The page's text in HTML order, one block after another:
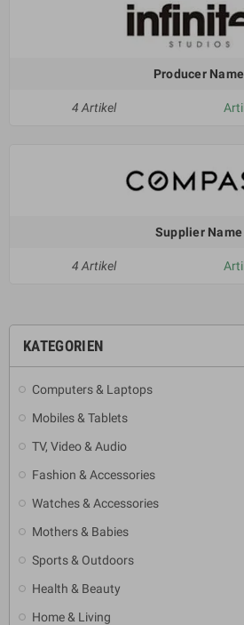
KATEGORIEN
Computers & Laptops
Mobiles & Tablets
TV, Video & Audio
Fashion & Accessories
Watches & Accessories
Mothers & Babies
Sports & Outdoors
Health & Beauty
Home & Living
Producer Name
4 Artikel
Supplier Name
4 Artikel